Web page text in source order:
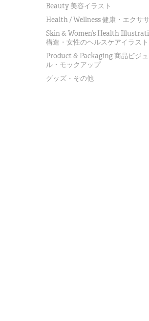
Beauty 美容イラスト
Health / Wellness 健康・エクサ
Skin & Women’s Health
構造・女性のヘルスケアイラスト
Product & Packaging 商品ビジ
ル・モックアップ
グッズ・その他